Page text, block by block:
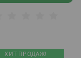
ХИТ ПРОДАЖ!